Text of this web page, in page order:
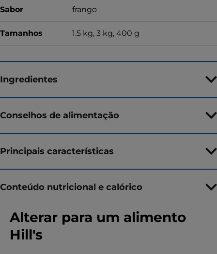
Sabor frango
Tamanhos 1.5 kg, 3 kg, 400 g
Ingredientes
Conselhos de alimentação
Principais características
Conteúdo nutricional e calórico
Alterar para um alimento
Hill's